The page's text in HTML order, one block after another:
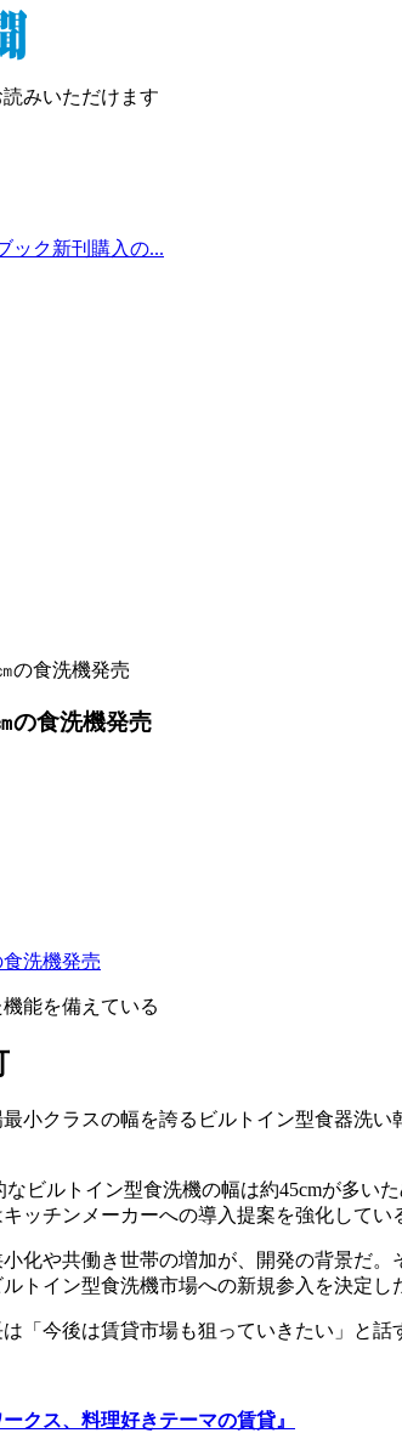
みいただけます
ック新刊購入の...
の食洗機発売
の食洗機発売
能を備えている
小クラスの幅を誇るビルトイン型食器洗
ビルトイン型食洗機の幅は約45cmが多い
ッチンメーカーへの導入提案を強化してい
化や共働き世帯の増加が、開発の背景だ
トイン型食洗機市場への新規参入を決定し
「今後は賃貸市場も狙っていきたい」と話
ークス、料理好きテーマの賃貸』